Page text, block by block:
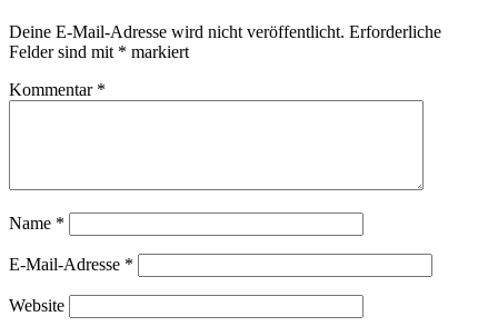
Deine E-Mail-Adresse wird nicht veröffentlicht. Erforderliche
Felder sind mit * markiert
Kommentar *
Name *
E-Mail-Adresse *
Website